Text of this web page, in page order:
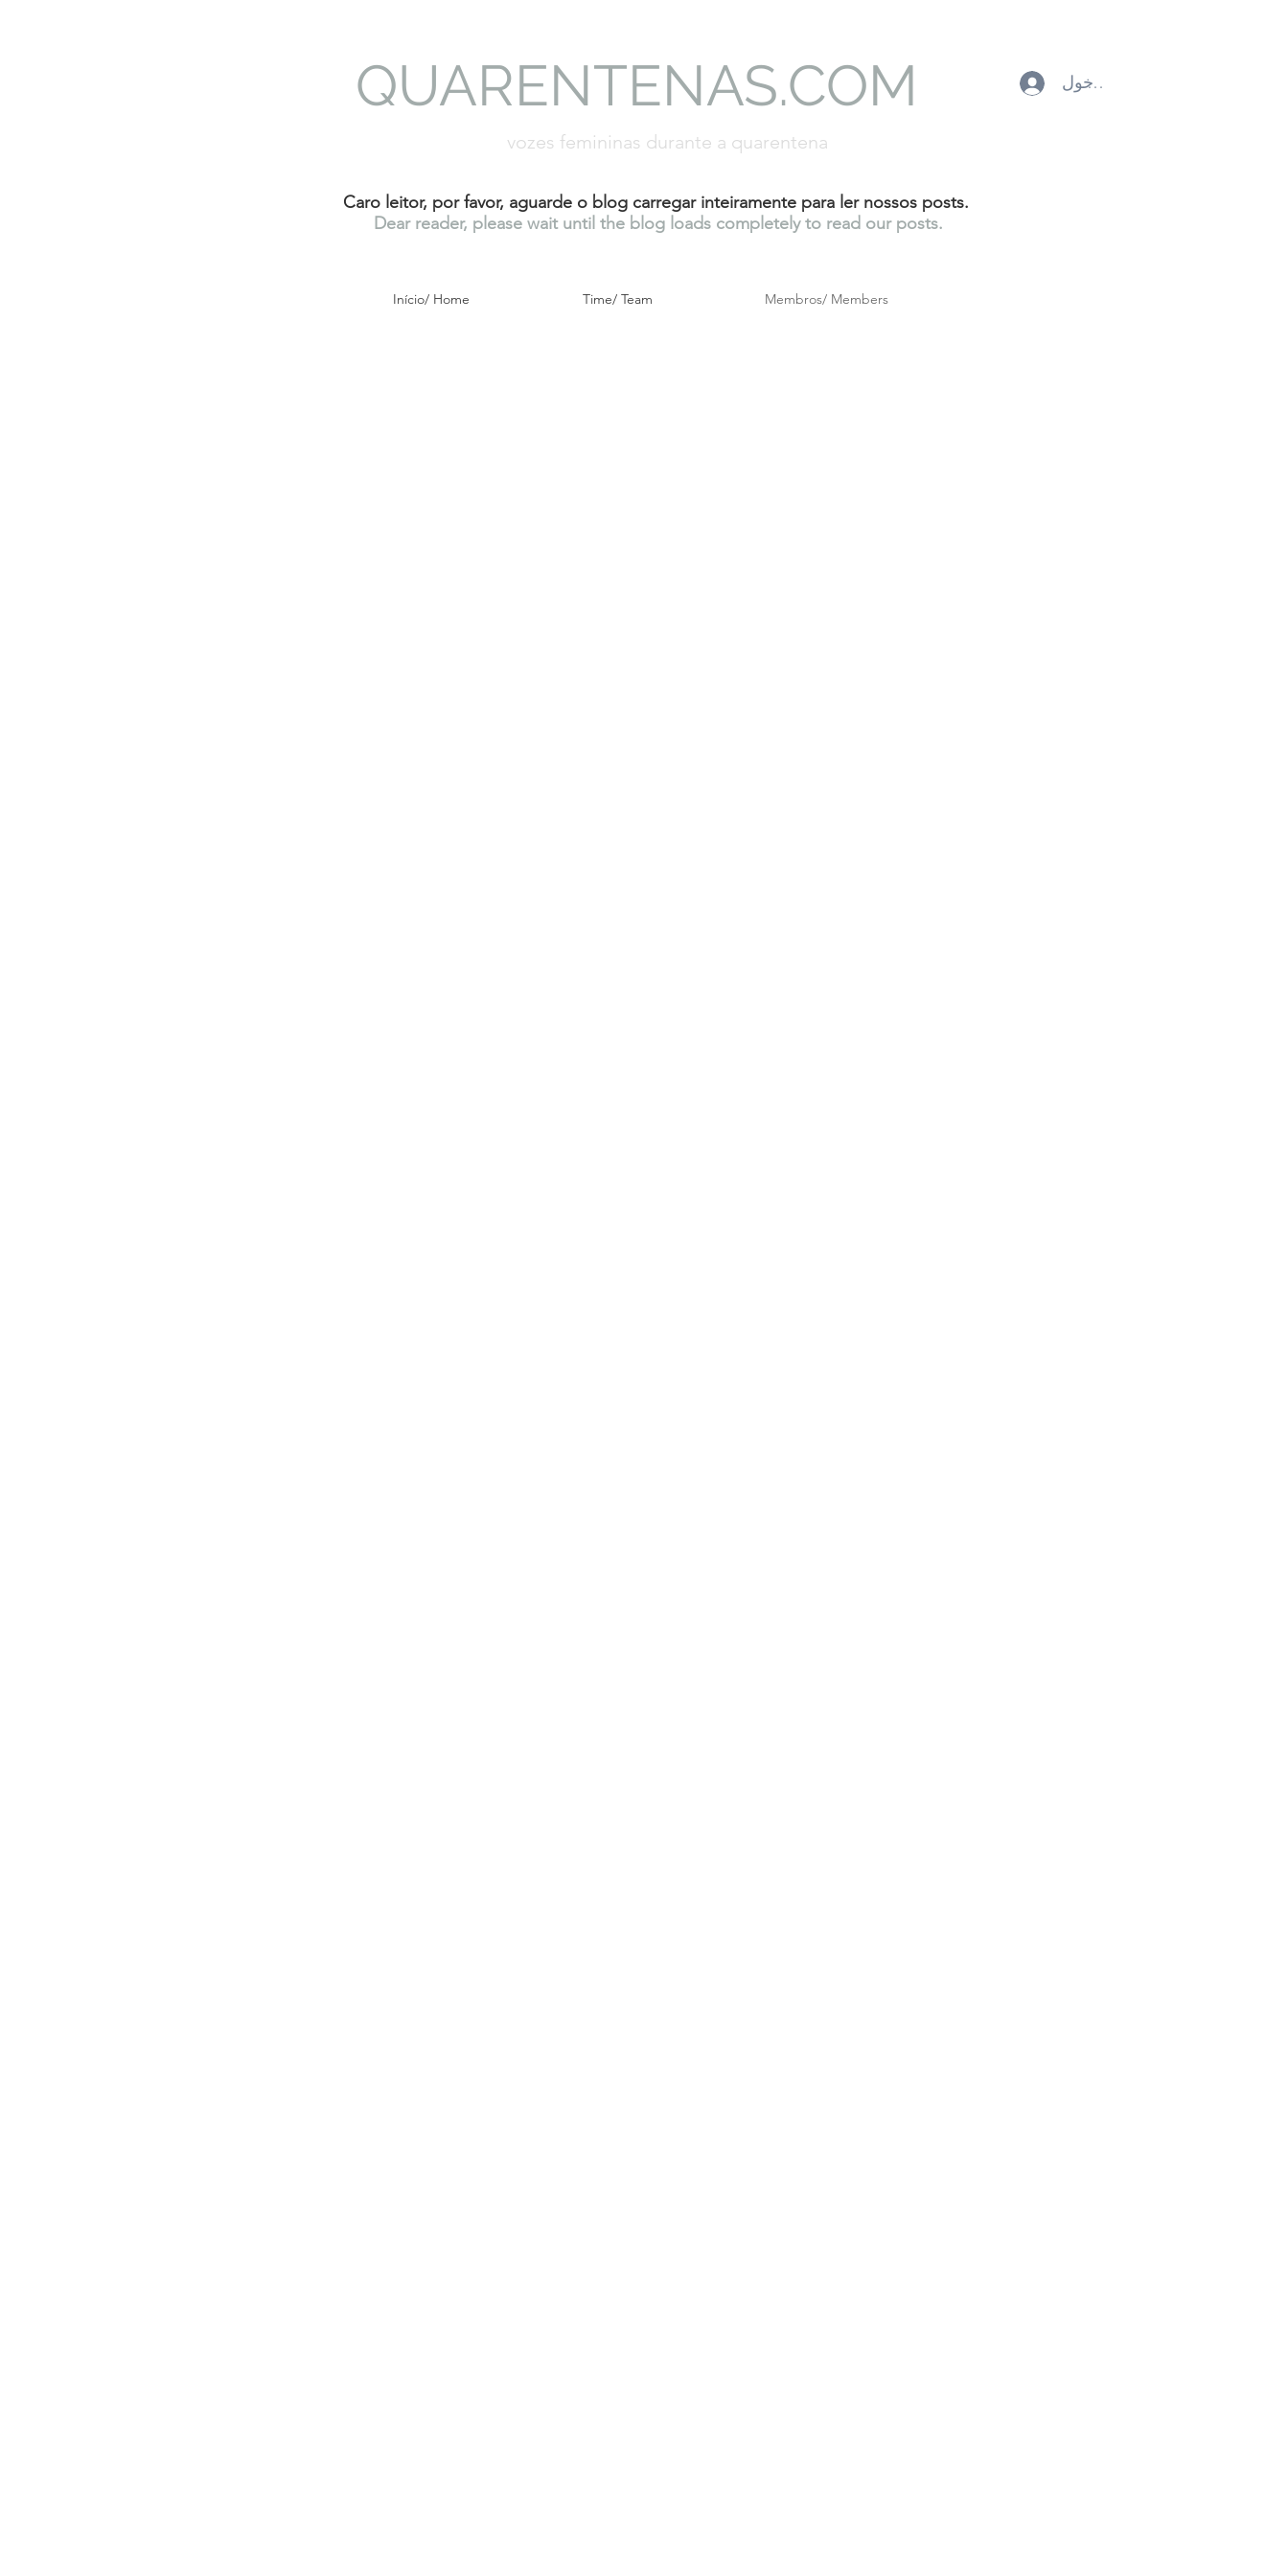
تسجيل الدخول QUARENTENAS.COM
vozes femininas durante a quarentena
Caro leitor, por favor, aguarde o blog carregar inteiramente para ler nossos posts.
Dear reader, please wait until the blog loads completely to read our posts.
Início/ Home Time/ Team Membros/ Members